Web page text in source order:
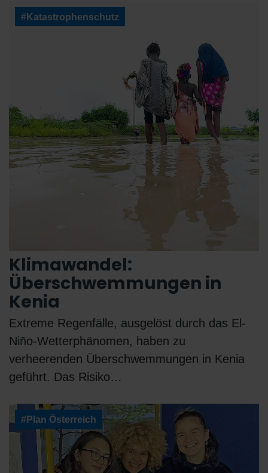
#Katastrophenschutz
Klimawandel:
Überschwemmungen in
Kenia
Extreme Regenfälle, ausgelöst durch das El-
Niño-Wetterphänomen, haben zu
verheerenden Überschwemmungen in Kenia
geführt. Das Risiko…
#Plan Österreich